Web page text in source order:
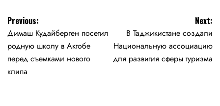
Навигация
по
записям
Previous:
Димаш Кудайберген посетил
родную школу в Актобе
перед съемками нового
клипа
Next:
В Таджикистане создали
Национальную ассоциацию
для развития сферы туризма